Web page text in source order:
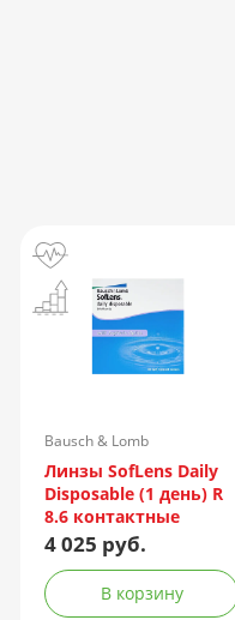
Bausch & Lomb
Линзы SofLens Daily
Disposable (1 день) R
8.6 контактные
мягкие корриг. -1,50
4 025 руб.
В корзину